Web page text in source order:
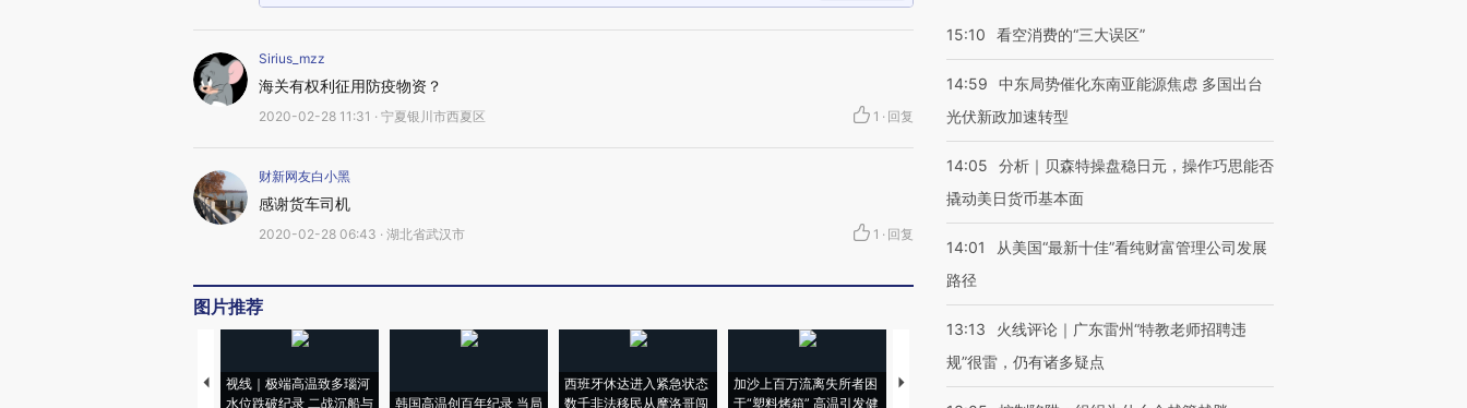
Sirius_mzz
海关有权利征用防疫物资？
2020-02-28 11:31 · 宁夏银川市西夏区 1 · 回复
财新网友白小黑
感谢货车司机
2020-02-28 06:43 · 湖北省武汉市 1 · 回复
图片推荐
视线｜极端高温致多瑙河
水位跌破纪录 二战沉船与
韩国高温创百年纪录 当局
西班牙休达进入紧急状态
数千非法移民从摩洛哥闯
加沙上百万流离失所者困
于“塑料烤箱” 高温引发健
马航飞行员跨国走私7万
粒摇头丸 尿检体内含3种
视线｜HYROX的吸金
术：是什么让中产们甘
15:10 看空消费的“三大误区”
14:59
中东局势催化东南亚能源焦虑 多国出台
光伏新政加速转型
14:05
分析｜贝森特操盘稳日元，操作巧思能否
撬动美日货币基本面
14:01
从美国“最新十佳”看纯财富管理公司发展
路径
13:13
火线评论｜广东雷州“特教老师招聘违
规”很雷，仍有诸多疑点